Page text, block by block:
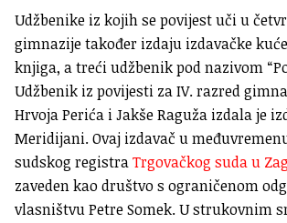
Udžbenike iz kojih se povijest uči u
gimnazije također izdaju izdavačke
knjiga, a treći udžbenik pod nazivom
Udžbenik iz povijesti za IV. razred
Hrvoja Perića i Jakše Raguža izdala je
Meridijani. Ovaj izdavač u
sudskog registraTrgovačkog suda u
zaveden kao društvo s ograničenom
vlasništvu Petre Somek. U strukovnim